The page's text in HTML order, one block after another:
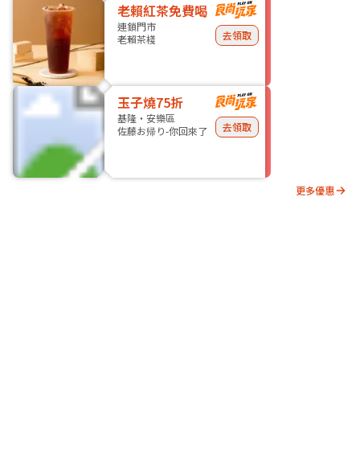
老賴紅茶免費喝
連鎖門市
老賴茶棧
去領取
玉子燒75折
基隆・安樂區
佐藤お帰り-你回來了
去領取
更多優惠